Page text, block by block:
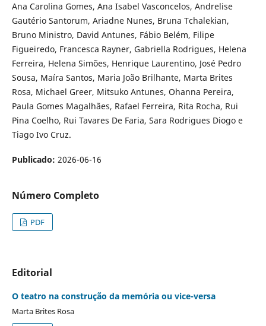
Ana Carolina Gomes, Ana Isabel Vasconcelos, Andrelise
Gautério Santorum, Ariadne Nunes, Bruna Tchalekian,
Bruno Ministro, David Antunes, Fábio Belém, Filipe
Figueiredo, Francesca Rayner, Gabriella Rodrigues, Helena
Ferreira, Helena Simões, Henrique Laurentino, José Pedro
Sousa, Maíra Santos, Maria João Brilhante, Marta Brites
Rosa, Michael Greer, Mitsuko Antunes, Ohanna Pereira,
Paula Gomes Magalhães, Rafael Ferreira, Rita Rocha, Rui
Pina Coelho, Rui Tavares De Faria, Sara Rodrigues Diogo e
Tiago Ivo Cruz.
Publicado: 2026-06-16
Número Completo
PDF
Editorial
O teatro na construção da memória ou vice-versa
Marta Brites Rosa